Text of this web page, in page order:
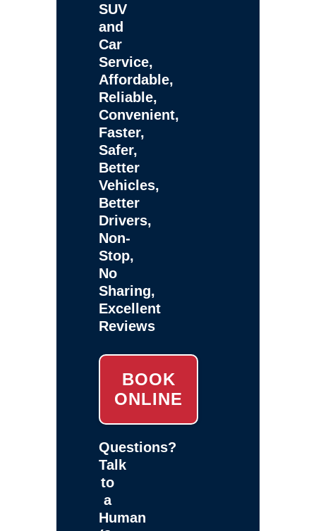
SUV
and
Car
Service,
Affordable,
Reliable,
Convenient,
Faster,
Safer,
Better
Vehicles,
Better
Drivers,
Non-
Stop,
No
Sharing,
Excellent
Reviews
BOOK
ONLINE
Questions?
Talk
to
a
Human